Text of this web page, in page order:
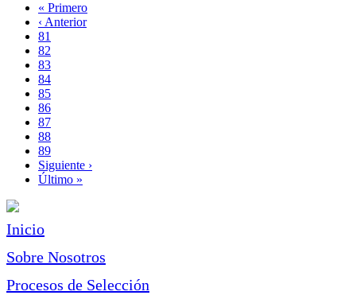
Paginación
Primera
página
« Primero
Página
anterior
‹ Anterior
Page
81
Page
82
Page
83
Page
84
Página
actual
85
Page
86
Page
87
Page
88
Page
89
Siguiente
página
Siguiente ›
Última
Último »
Inicio
Sobre Nosotros
Procesos de Selección